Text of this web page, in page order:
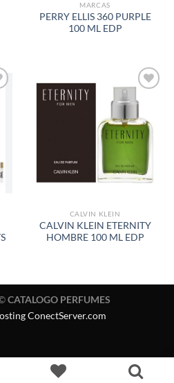
MARCAS
PERRY ELLIS 360 PURPLE
100 ML EDP
AÑADIR
LISTA
DE
CALVIN KLEIN
CALVIN KLEIN ETERNITY
HOMBRE 100 ML EDP
CATALOGO PERFUMES
ConectServer.com